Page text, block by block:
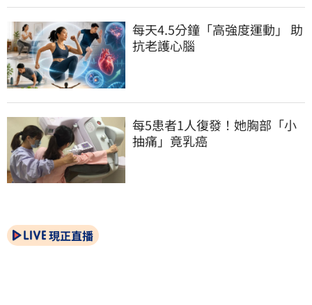
每天4.5分鐘「高強度運動」 助
抗老護心腦
每5患者1人復發！她胸部「小
抽痛」竟乳癌
現正直播